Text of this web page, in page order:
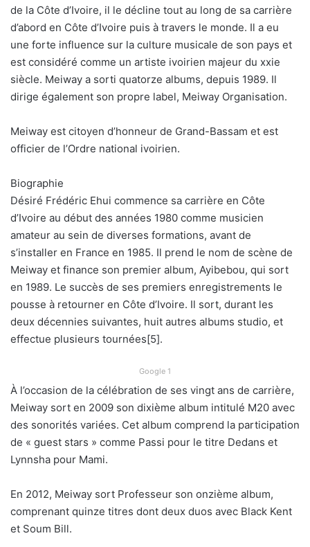
de la Côte d’Ivoire, il le décline tout au long de sa carrière
d’abord en Côte d’Ivoire puis à travers le monde. Il a eu
une forte influence sur la culture musicale de son pays et
est considéré comme un artiste ivoirien majeur du xxie
siècle. Meiway a sorti quatorze albums, depuis 1989. Il
dirige également son propre label, Meiway Organisation.
Meiway est citoyen d’honneur de Grand-Bassam et est
officier de l’Ordre national ivoirien.
Biographie
Désiré Frédéric Ehui commence sa carrière en Côte
d’Ivoire au début des années 1980 comme musicien
amateur au sein de diverses formations, avant de
s’installer en France en 1985. Il prend le nom de scène de
Meiway et finance son premier album, Ayibebou, qui sort
en 1989. Le succès de ses premiers enregistrements le
pousse à retourner en Côte d’Ivoire. Il sort, durant les
deux décennies suivantes, huit autres albums studio, et
effectue plusieurs tournées[5].
Google 1
À l’occasion de la célébration de ses vingt ans de carrière,
Meiway sort en 2009 son dixième album intitulé M20 avec
des sonorités variées. Cet album comprend la participation
de « guest stars » comme Passi pour le titre Dedans et
Lynnsha pour Mami.
En 2012, Meiway sort Professeur son onzième album,
comprenant quinze titres dont deux duos avec Black Kent
et Soum Bill.